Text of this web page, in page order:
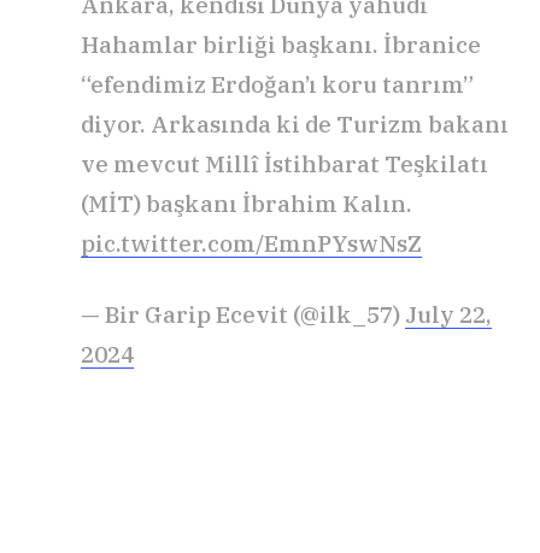
Hahamlar birliği başkanı. İbranice
“efendimiz Erdoğan’ı koru tanrım”
diyor. Arkasında ki de Turizm bakanı
ve mevcut Millî İstihbarat Teşkilatı
(MİT) başkanı İbrahim Kalın.
pic.twitter.com/EmnPYswNsZ
— Bir Garip Ecevit (@ilk_57) July 22,
2024